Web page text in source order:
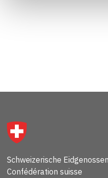
Schweizerische
Confédération suisse